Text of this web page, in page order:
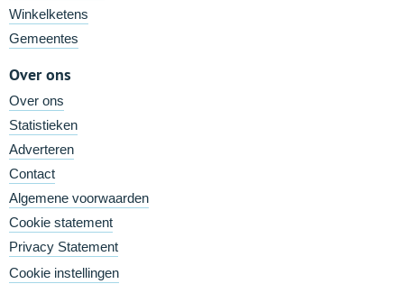
Winkelketens
Gemeentes
Over ons
Over ons
Statistieken
Adverteren
Contact
Algemene voorwaarden
Cookie statement
Privacy Statement
Cookie instellingen